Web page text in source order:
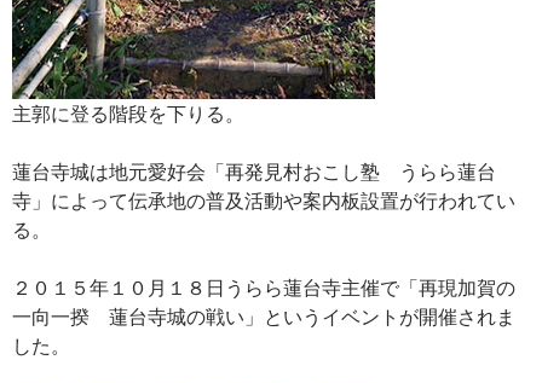
主郭に登る階段を下りる。
蓮台寺城は地元愛好会「再発見村おこし塾 うらら蓮台
寺」によって伝承地の普及活動や案内板設置が行われてい
る。
２０１５年１０月１８日うらら蓮台寺主催で「再現加賀の
一向一揆 蓮台寺城の戦い」というイベントが開催されま
した。